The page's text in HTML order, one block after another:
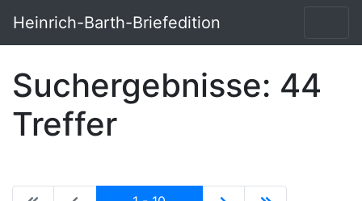
Heinrich-Barth-Briefedition
Suchergebnisse: 44
Treffer